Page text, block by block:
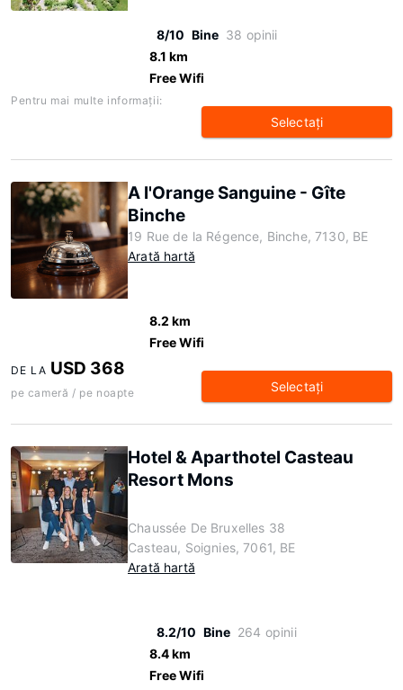
8/10 Bine 38 opinii
8.1 km
Free Wifi
Pentru mai multe informaţii:
Selectaţi
A l'Orange Sanguine - Gîte
Binche
19 Rue de la Régence, Binche, 7130, BE
Arată hartă
8.2 km
Free Wifi
DE LA USD 368
pe cameră / pe noapte Selectaţi
Hotel & Aparthotel Casteau
Resort Mons
Chaussée De Bruxelles 38
Casteau, Soignies, 7061, BE
Arată hartă
8.2/10 Bine 264 opinii
8.4 km
Free Wifi